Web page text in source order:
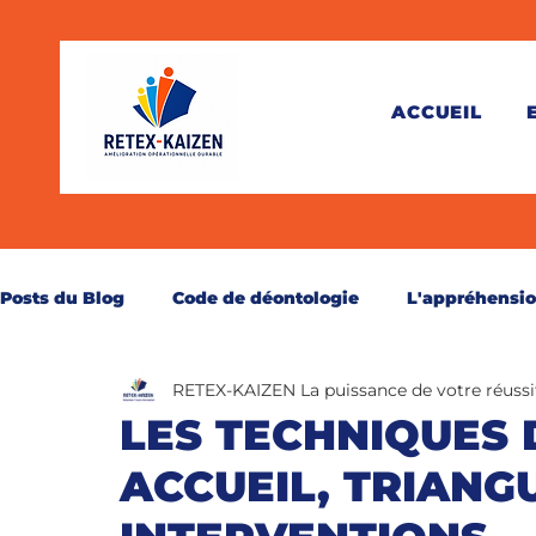
ACCUEIL
Posts du Blog Code de déontologie
Pratique Juridique Santé
Perspective Secourisme Réservé aux
LES TECHNIQUES
ACCUEIL,
RETEX-KAIZEN La puissance de votre